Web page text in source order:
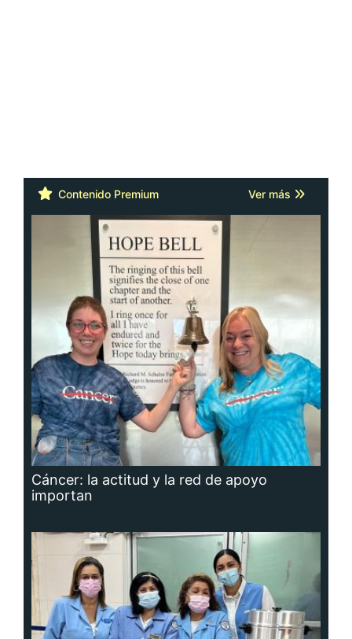
Contenido Premium Ver más
Cáncer: la actitud y la red de apoyo
importan